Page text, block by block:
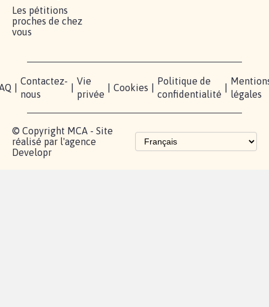
Les pétitions
proches de chez
vous
Contactez-
nous
Vie
privée
Cookies
Politique de
confidentialité
légales
© Copyright MCA - Site
réalisé par l'agence
Developr